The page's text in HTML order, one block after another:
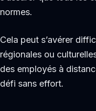
normes.
Cela peut s’avérer
régionales ou
des employés à
défi sans effort.